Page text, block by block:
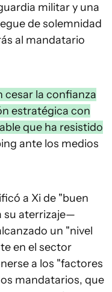
militar y una
de solemnidad
al mandatario
cesar la confianza
estratégica con
que ha resistido
ante los medios
a Xi de "buen
su aterrizaje—
un "nivel
en el sector
a los "factores
mandatarios, que